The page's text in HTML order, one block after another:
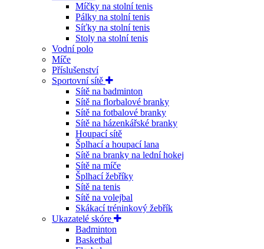
Míčky na stolní tenis
Pálky na stolní tenis
Síťky na stolní tenis
Stoly na stolní tenis
Vodní polo
Míče
Příslušenství
Sportovní sítě
Sítě na badminton
Sítě na florbalové branky
Sítě na fotbalové branky
Sítě na házenkářské branky
Houpací sítě
Šplhací a houpací lana
Sítě na branky na lední hokej
Sítě na míče
Šplhací žebříky
Sítě na tenis
Sítě na volejbal
Skákací tréninkový žebřík
Ukazatelé skóre
Badminton
Basketbal